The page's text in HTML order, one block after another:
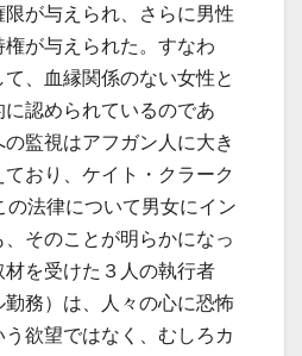
限が与えられ、さらに男性
が与えられた。すなわ
、血縁関係のない女性と
認められているのであ
監視はアフガン人に大き
おり、ケイト・クラーク
の法律について男女にイン
そのことが明らかになっ
を受けた３人の執行者
勤務）は、人々の心に恐怖
欲望ではなく、むしろカ